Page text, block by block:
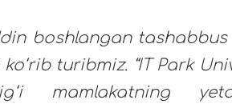
boshlangan
turibmiz. “IT Park
mamlakatning